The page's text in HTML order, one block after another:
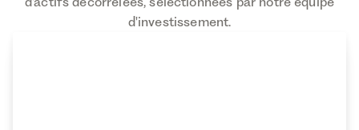
d'investissement.